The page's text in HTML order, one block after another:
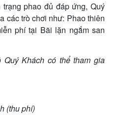
phao đủ đáp ứng, Quý
các trò chơi như: Phao thiên
phí tại Bãi lặn ngắm san
Khách có thể tham gia
(thu phí)